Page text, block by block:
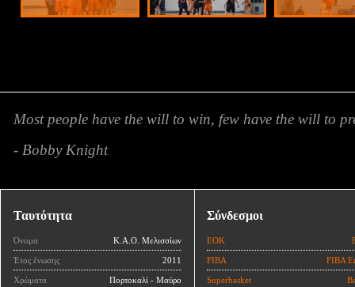
Most people have the will to win, few have the will to
- Bobby Knight
Ταυτότητα
Όνομα Κ.Α.Ο. Μελισσίων
Έτος ένωσης 2011
Χρώματα Πορτοκαλί - Μαύρο
Σύνδεσμοι
ΕΟΚ
FIBA FIBA
Superbasket